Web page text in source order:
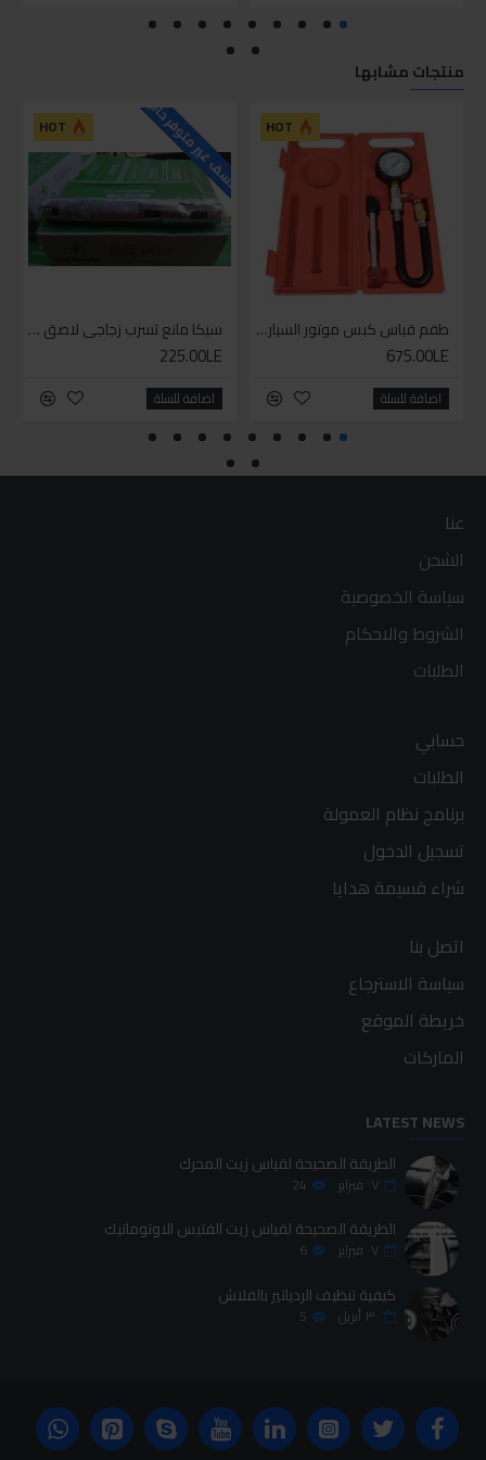
منتجات مشابها
HOT
طقم قياس كبس موتور السياره 3 ق
675.00LE
اضافة للسلة
HOT للاسف غير متوفر حاليا
سيكا مانع تسرب زجاجي لاصق اسود 600 مل
225.00LE
اضافة للسلة
عنا
الشحن
سياسة الخصوصية
الشروط والاحكام
الطلبات
حسابي
الطلبات
برنامج نظام العمولة
تسجيل الدخول
شراء قسيمة هدايا
اتصل بنا
سياسة الاسترجاع
خريطة الموقع
الماركات
LATEST NEWS
الطريقة الصحيحة لقياس زيت المحرك
٠٧ فبراير 24
الطريقة الصحيحة لقياس زيت الفتيس الاوتوماتيك
٠٧ فبراير 6
كيفية تنظيف الردياتير بالفلاش
٣٠ أبريل 5